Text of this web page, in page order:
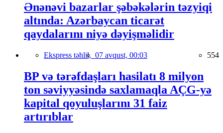
Ənənəvi bazarlar şəbəkələrin təzyiqi
altında: Azərbaycan ticarət
qaydalarını niyə dəyişməlidir
Ekspress təhlil, 07 avqust, 00:03 554
BP və tərəfdaşları hasilatı 8 milyon
ton səviyyəsində saxlamaqla AÇG-yə
kapital qoyuluşlarını 31 faiz
artırıblar